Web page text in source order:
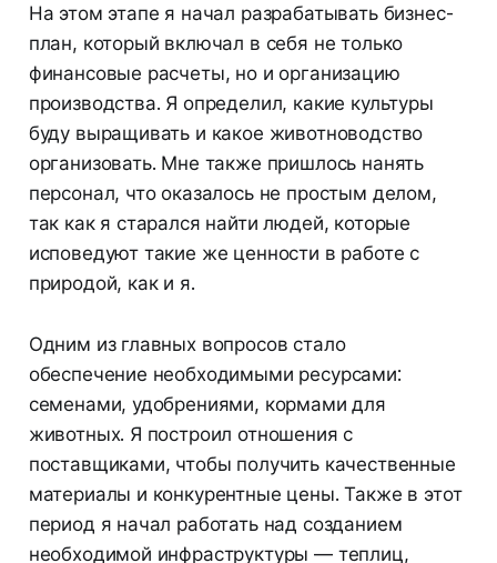
На этом этапе я начал разрабатывать бизнес-
план, который включал в себя не только
финансовые расчеты, но и организацию
производства. Я определил, какие культуры
буду выращивать и какое животноводство
организовать. Мне также пришлось нанять
персонал, что оказалось не простым делом,
так как я старался найти людей, которые
исповедуют такие же ценности в работе с
природой, как и я.
Одним из главных вопросов стало
обеспечение необходимыми ресурсами:
семенами, удобрениями, кормами для
животных. Я построил отношения с
поставщиками, чтобы получить качественные
материалы и конкурентные цены. Также в этот
период я начал работать над созданием
необходимой инфраструктуры — теплиц,